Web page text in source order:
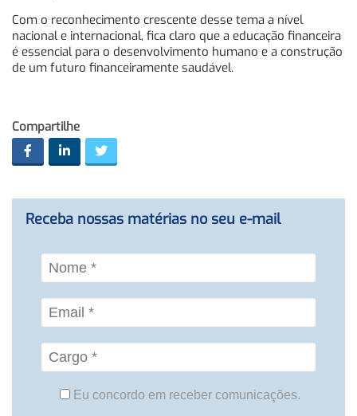
Com o reconhecimento crescente desse tema a nível
nacional e internacional, fica claro que a educação financeira
é essencial para o desenvolvimento humano e a construção
de um futuro financeiramente saudável.
Compartilhe
Receba nossas matérias no seu e-mail
Eu concordo em receber comunicações.